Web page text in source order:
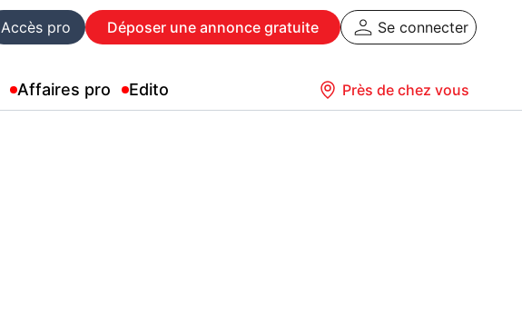
Accès pro Déposer une annonce gratuite Se connecter
Affaires pro Edito Près de chez vous